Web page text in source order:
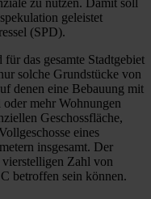
geleistet
(SPD).
das gesamte Stadtgebiet
solche Grundstücke von
denen eine Bebauung mit
mehr Wohnungen
Geschossfläche,
eines
insgesamt. Der
vierstelligen Zahl von
betroffen sein können.